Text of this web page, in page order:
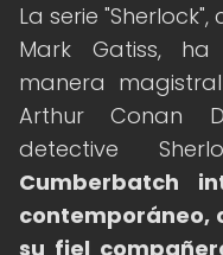
La serie
Mark Gatiss,
manera
Arthur Conan
detective
Cumberbatch
contemporáneo,
su fiel